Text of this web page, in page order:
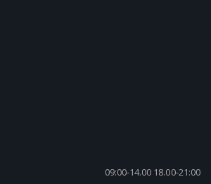
09:00-14.00 18.00-21:00